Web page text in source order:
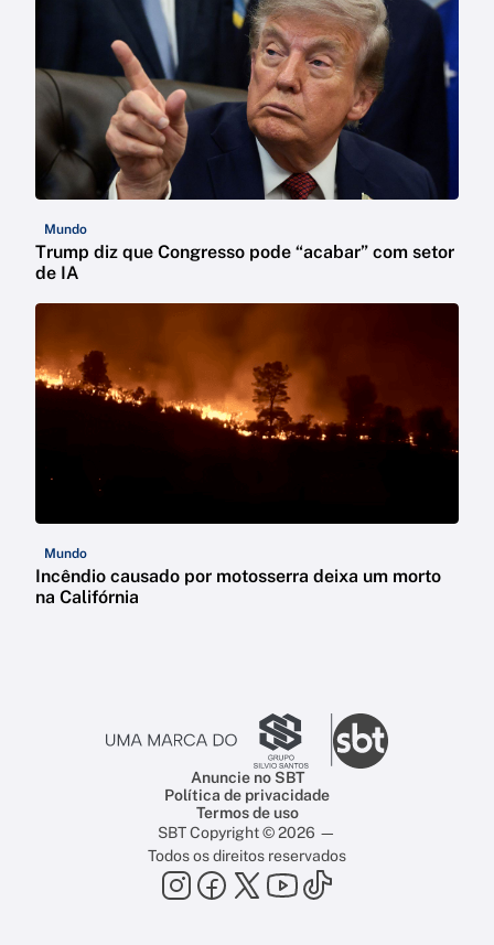
Mundo
Trump diz que Congresso pode “acabar” com setor
de IA
Mundo
Incêndio causado por motosserra deixa um morto
na Califórnia
Anuncie no SBT
Política de privacidade
Termos de uso
SBT Copyright © 2026 —
Todos os direitos reservados